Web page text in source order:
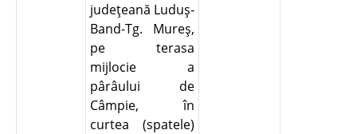
judeţeană Luduş-
Band-Tg. Mureş,
pe terasa
mijlocie a
pârâului de
Câmpie, în
curtea (spatele)